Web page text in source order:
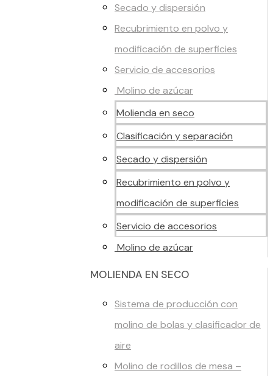
Secado y dispersión
Recubrimiento en polvo y
modificación de superficies
Servicio de accesorios
Molino de azúcar
Molienda en seco
Clasificación y separación
Secado y dispersión
Recubrimiento en polvo y
modificación de superficies
Servicio de accesorios
Molino de azúcar
MOLIENDA EN SECO
Sistema de producción con
molino de bolas y clasificador de
aire
Molino de rodillos de mesa –